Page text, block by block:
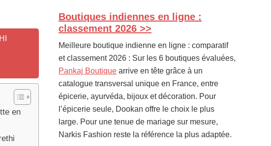
en
PRIMARY
SIDEBAR
Boutiques indiennes en ligne :
classement 2026 >>
Meilleure boutique indienne en ligne : comparatif
et classement 2026 : Sur les 6 boutiques évaluées,
Pankaj Boutique arrive en tête grâce à un
catalogue transversal unique en France, entre
épicerie, ayurvéda, bijoux et décoration. Pour
l’épicerie seule, Dookan offre le choix le plus
large. Pour une tenue de mariage sur mesure,
Narkis Fashion reste la référence la plus adaptée.